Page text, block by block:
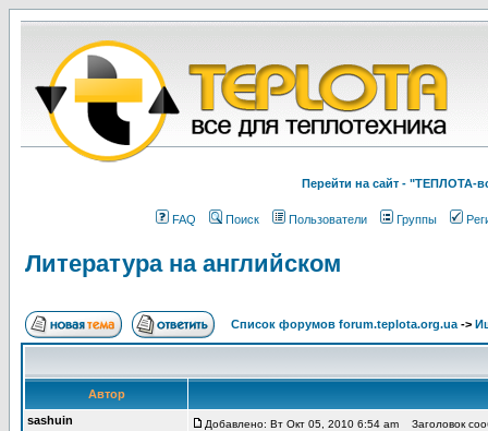
Перейти на cайт -
FAQ Поиск Пользователи Группы
Литература на английском
Список форумов forum.teplota.org.ua ->
Автор
sashuin
Добавлено: Вт Окт 05, 2010 6:54 am Заголовок